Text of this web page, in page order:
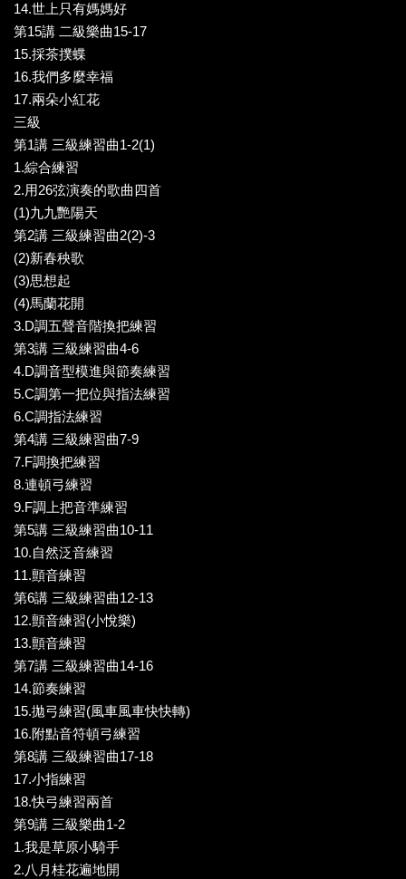
14.世上只有媽媽好
第15講 二級樂曲15-17
15.採茶撲蝶
16.我們多麼幸福
17.兩朵小紅花
三級
第1講 三級練習曲1-2(1)
1.綜合練習
2.用26弦演奏的歌曲四首
(1)九九艷陽天
第2講 三級練習曲2(2)-3
(2)新春秧歌
(3)思想起
(4)馬蘭花開
3.D調五聲音階換把練習
第3講 三級練習曲4-6
4.D調音型模進與節奏練習
5.C調第一把位與指法練習
6.C調指法練習
第4講 三級練習曲7-9
7.F調換把練習
8.連頓弓練習
9.F調上把音準練習
第5講 三級練習曲10-11
10.自然泛音練習
11.顫音練習
第6講 三級練習曲12-13
12.顫音練習(小悅樂)
13.顫音練習
第7講 三級練習曲14-16
14.節奏練習
15.拋弓練習(風車風車快快轉)
16.附點音符頓弓練習
第8講 三級練習曲17-18
17.小指練習
18.快弓練習兩首
第9講 三級樂曲1-2
1.我是草原小騎手
2.八月桂花遍地開